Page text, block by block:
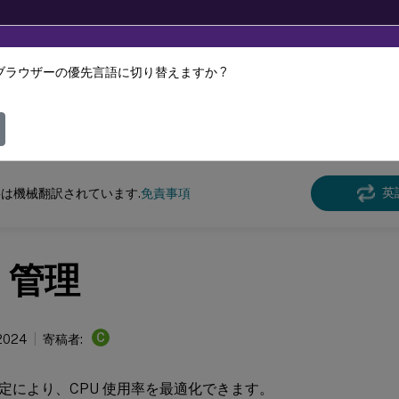
動的に機械翻訳されています。
ペース環境管理
機械翻訳されています.免責事項 英
管理
寄稿者: C
により、CPU 使用率を最適化できます。
ラウザーの優先言語に切り替えますか ?